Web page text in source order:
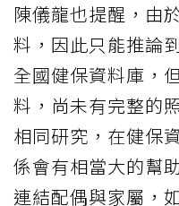
陳儀龍也提醒，由
料，因此只能推論
全國健保資料庫，
料，尚未有完整的
相同研究，在健保
係會有相當大的幫
連結配偶與家屬，